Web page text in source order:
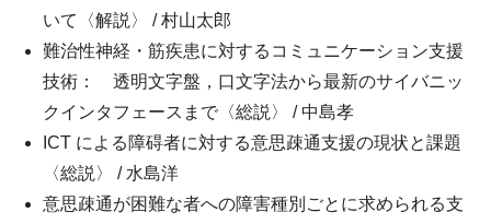
いて〈解説〉 / 村山太郎
難治性神経・筋疾患に対するコミュニケーション支援
技術： 透明文字盤，口文字法から最新のサイバニッ
クインタフェースまで〈総説〉 / 中島孝
ICT による障碍者に対する意思疎通支援の現状と課題
〈総説〉 / 水島洋
意思疎通が困難な者への障害種別ごとに求められる支